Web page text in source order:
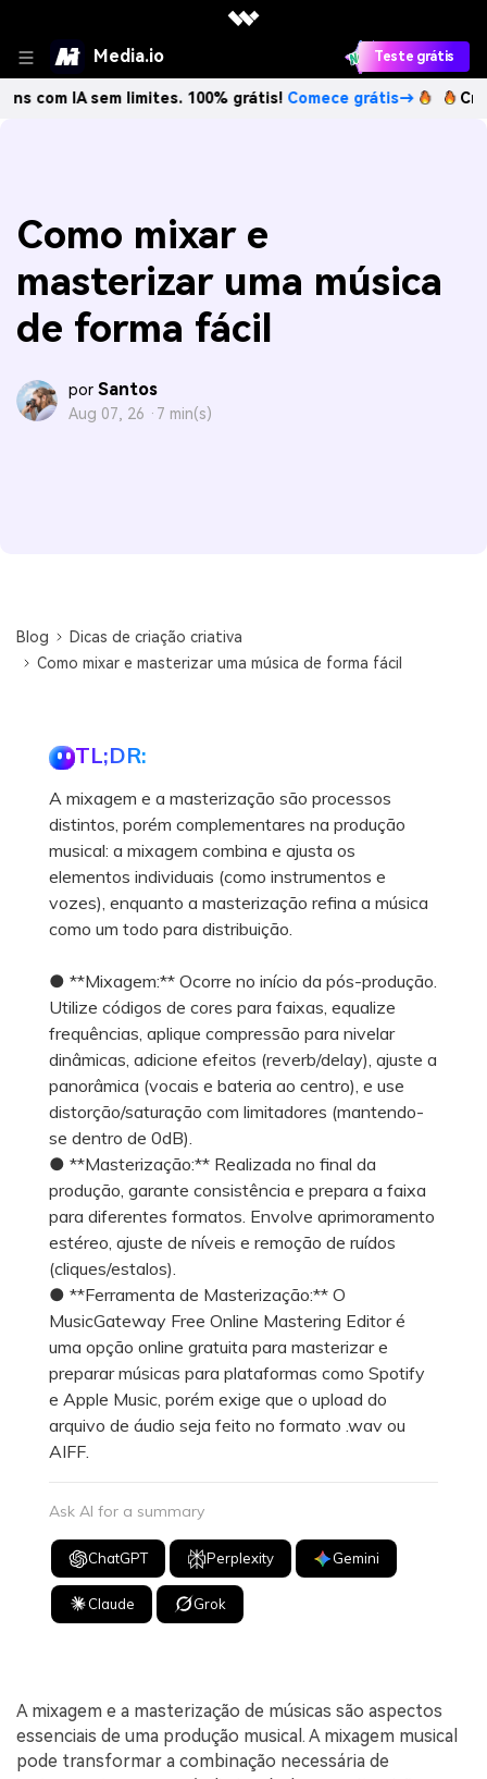
Media.io Teste grátis
sem limites. 100% grátis!Comece grátis→ Crie
Como mixar e
masterizar uma música
de forma fácil
por Santos
Aug 07, 26 · 7 min(s)
Blog
Dicas de criação criativa
Como mixar e masterizar uma música de forma fácil
TL;DR:
A mixagem e a masterização são processos
distintos, porém complementares na produção
musical: a mixagem combina e ajusta os
elementos individuais (como instrumentos e
vozes), enquanto a masterização refina a música
como um todo para distribuição.
● **Mixagem:** Ocorre no início da pós-produção.
Utilize códigos de cores para faixas, equalize
frequências, aplique compressão para nivelar
dinâmicas, adicione efeitos (reverb/delay), ajuste a
panorâmica (vocais e bateria ao centro), e use
distorção/saturação com limitadores (mantendo-
se dentro de 0dB).
● **Masterização:** Realizada no final da
produção, garante consistência e prepara a faixa
para diferentes formatos. Envolve aprimoramento
estéreo, ajuste de níveis e remoção de ruídos
(cliques/estalos).
● **Ferramenta de Masterização:** O
MusicGateway Free Online Mastering Editor é
uma opção online gratuita para masterizar e
preparar músicas para plataformas como Spotify
e Apple Music, porém exige que o upload do
arquivo de áudio seja feito no formato .wav ou
AIFF.
Ask AI for a summary
ChatGPT Perplexity Gemini
Claude Grok
A mixagem e a masterização de músicas são aspectos
essenciais de uma produção musical. A mixagem musical
pode transformar a combinação necessária de